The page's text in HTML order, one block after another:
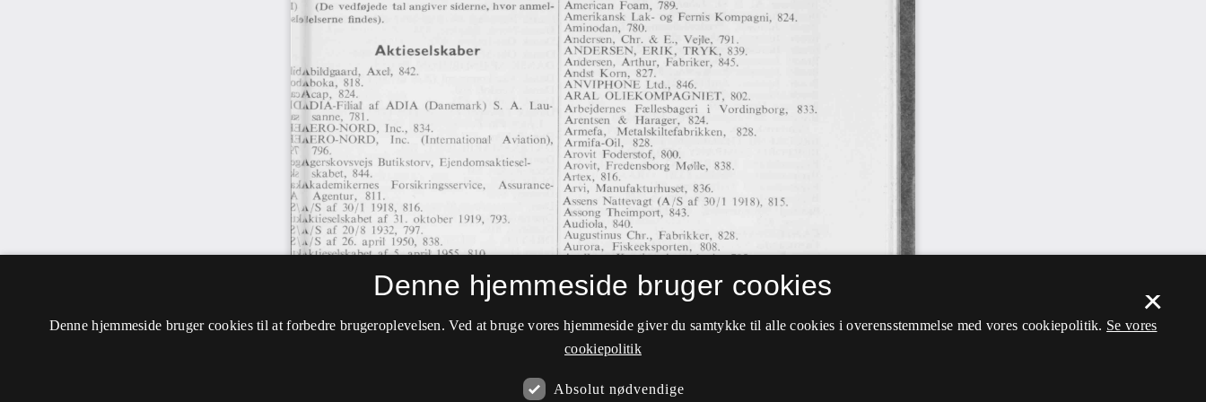
×
Denne hjemmeside bruger cookies
Denne hjemmeside bruger cookies til at forbedre brugeroplevelsen. Ved at bruge vores hjemmeside giver du samtykke til alle cookies i overensstemmelse med vores cookiepolitik. Se vores
cookiepolitik
Absolut nødvendige